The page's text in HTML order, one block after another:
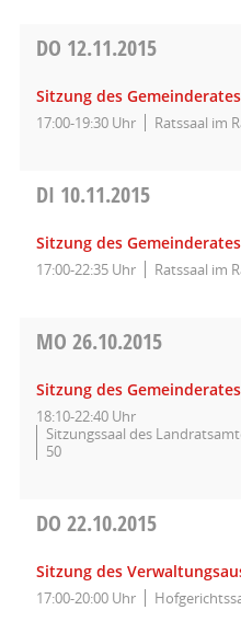
DO 12.11.2015
Sitzung des Gemeinderates
17:00-19:30 Uhr Ratssaal im
DI 10.11.2015
Sitzung des Gemeinderates
17:00-22:35 Uhr Ratssaal im
MO 26.10.2015
Sitzung des Gemeinderates
18:10-22:40 Uhr
Sitzungssaal des
50
DO 22.10.2015
Sitzung des
17:00-20:00 Uhr